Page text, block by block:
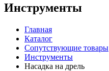
Инструменты
Главная
Каталог
Сопутствующие товары
Инструменты
Насадка на дрель